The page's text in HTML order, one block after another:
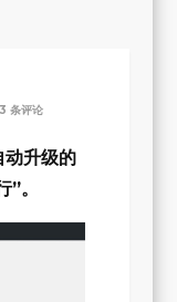
条评论
升级的
。